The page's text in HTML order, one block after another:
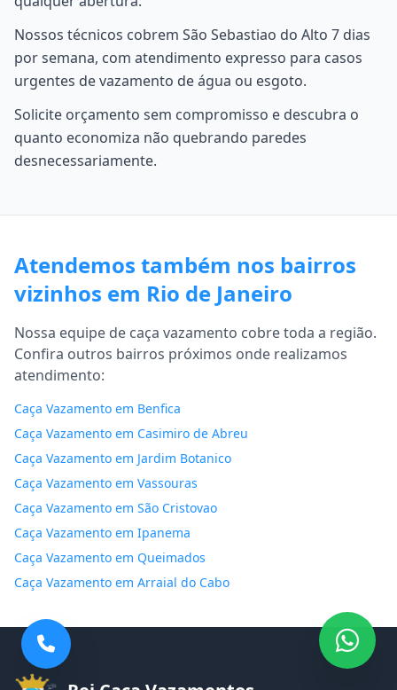
Nossos técnicos cobrem São Sebastiao do Alto 7 dias
por semana, com atendimento expresso para casos
urgentes de vazamento de água ou esgoto.
Solicite orçamento sem compromisso e descubra o
quanto economiza não quebrando paredes
desnecessariamente.
Atendemos também nos bairros
vizinhos em Rio de Janeiro
Nossa equipe de caça vazamento cobre toda a região.
Confira outros bairros próximos onde realizamos
atendimento:
Caça Vazamento em Benfica
Caça Vazamento em Casimiro de Abreu
Caça Vazamento em Jardim Botanico
Caça Vazamento em Vassouras
Caça Vazamento em São Cristovao
Caça Vazamento em Ipanema
Caça Vazamento em Queimados
Caça Vazamento em Arraial do Cabo